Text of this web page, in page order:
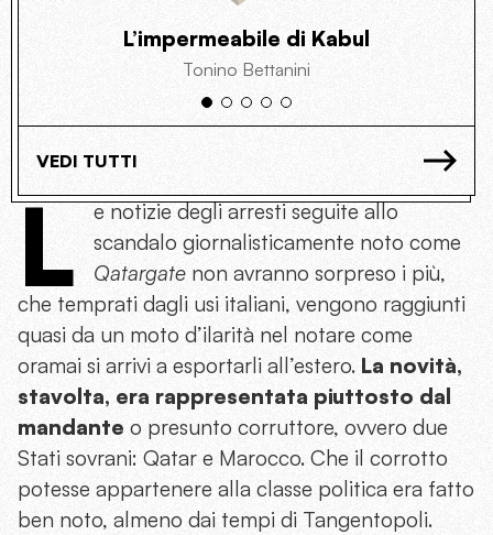
L’impermeabile di Kabul
Tonino Bettanini
VEDI TUTTI
L
e notizie degli arresti seguite allo
scandalo giornalisticamente noto come
Qatargate non avranno sorpreso i più,
che temprati dagli usi italiani, vengono raggiunti
quasi da un moto d’ilarità nel notare come
oramai si arrivi a esportarli all’estero. La novità,
stavolta, era rappresentata piuttosto dal
mandante o presunto corruttore, ovvero due
Stati sovrani: Qatar e Marocco. Che il corrotto
potesse appartenere alla classe politica era fatto
ben noto, almeno dai tempi di Tangentopoli.